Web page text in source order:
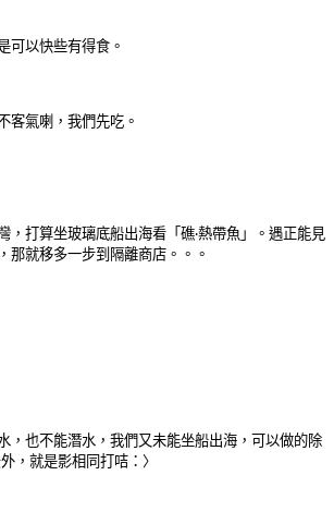
可以快些有得食。
客氣喇，我們先吃。
，打算坐玻璃底船出海看「礁‧熱帶魚」。遇正能見
那就移多一步到隔離商店。。。
，也不能潛水，我們又未能坐船出海，可以做的除
，就是影相同打咭：〉